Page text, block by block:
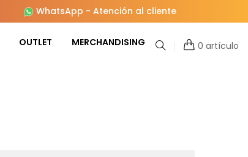
WhatsApp - Atención al cliente
OUTLET MERCHANDISING 0 artículo